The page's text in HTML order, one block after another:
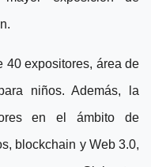
40 expositores, área de
niños. Además, la
en el ámbito de
blockchain y Web 3.0,